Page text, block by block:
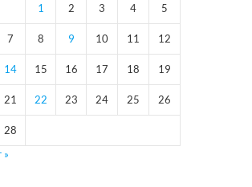
1 2 3 4 5
7 8 9 10 11 12
14 15 16 17 18 19
21 22 23 24 25 26
28
»